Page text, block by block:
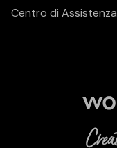
Centro di Assistenza